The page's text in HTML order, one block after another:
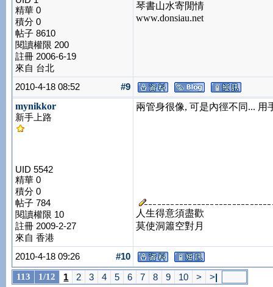
精華 0
積分 0
帖子 8610
閱讀權限 200
註冊 2006-6-19
來自 台北
琴書山水寄閒情
www.donsiau.net
2010-4-18 08:52
#9
mynikkor
新手上路
UID 5542
精華 0
積分 0
帖子 784
閱讀權限 10
註冊 2009-2-27
來自 香港
兩管身很像, 可是內徑不同...
人生得意須盡歡
莫使洞簫空對月
2010-4-18 09:26 #10
113 1/12 1 2 3 4 5 6 7 8 9 10 > >|